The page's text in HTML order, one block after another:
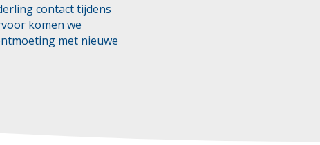
contact tijdens
komen we
met nieuwe